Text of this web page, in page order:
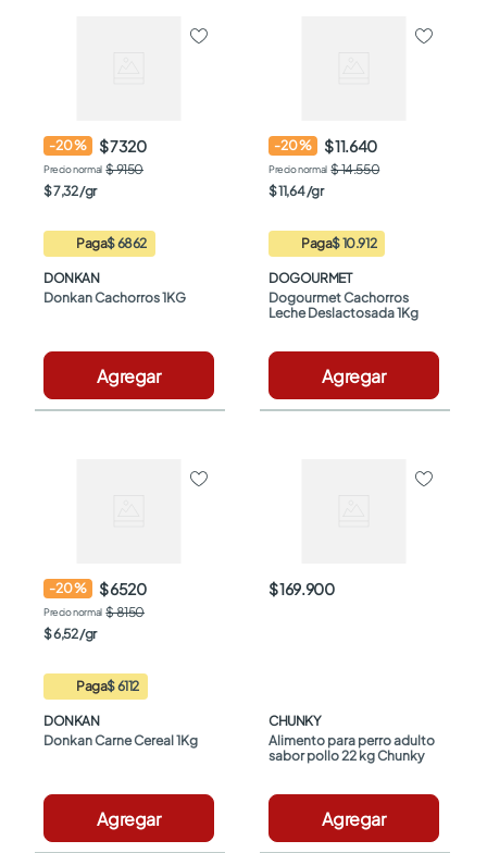
-20% $ 7320
$ 9150
$7,32/gr
Paga$ 6862
DONKAN
Donkan Cachorros 1KG
Agregar
-20% $ 11.640
$ 14.550
$11,64/gr
Paga$ 10.912
DOGOURMET
Dogourmet Cachorros
Leche Deslactosada 1Kg
Agregar
-20% $ 6520
$ 8150
$6,52/gr
Paga$ 6112
DONKAN
Donkan Carne Cereal 1Kg
Agregar
$ 169.900
CHUNKY
Alimento para perro adulto
sabor pollo 22 kg Chunky
Agregar